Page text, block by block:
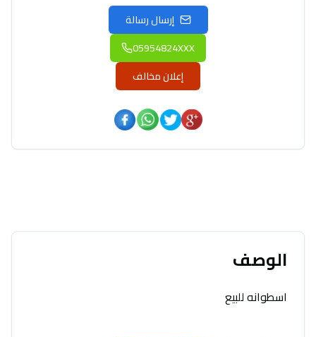
إرسال رسالة
05954824XXX
إعلان مخالف
الوصف
اسطوانه للبيع